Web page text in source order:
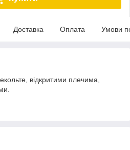
Доставка Оплата Умови
відкритими плечима,